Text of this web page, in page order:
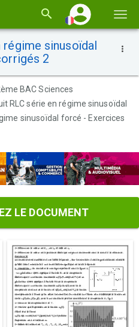
la
régime sinusoïdal
2
BAC Sciences
RLC série en régime sinusoïdal
sinusoïdal forcé - Exercices
LE DOCUMENT